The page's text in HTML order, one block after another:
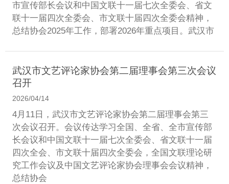
市宣传部长会议和中国文联十一届七次全委会、省文
联十一届四次全委会、市文联十届四次全委会精神，
总结协会2025年工作，部署2026年重点项目。武汉市
武汉市文艺评论家协会第二届理事会第三次会议
召开
2026/04/14
4月11日，武汉市文艺评论家协会第二届理事会第三
次会议召开。会议传达学习全国、全省、全市宣传部
长会议和中国文联十一届七次全委会、省文联十一届
四次全会、市文联十届四次全委会，全国文联理论研
究工作会议及中国文艺评论家协会理事会会议精神，
总结协会